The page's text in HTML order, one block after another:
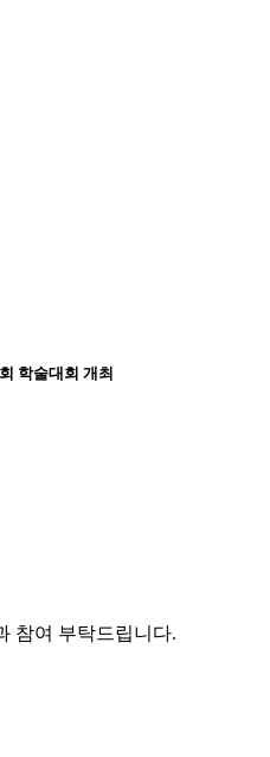
학술대회 개최
참여 부탁드립니다.